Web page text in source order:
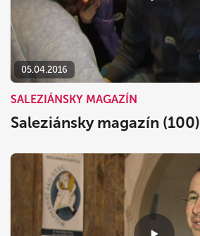
05.04.2016
SALEZIÁNSKY MAGAZÍN
Saleziánsky magazín (100)